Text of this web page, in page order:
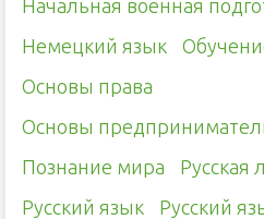
Начальная военная
Немецкий язык
Основы права
Основы
Познание мира
Русская
Русский язык
Русский